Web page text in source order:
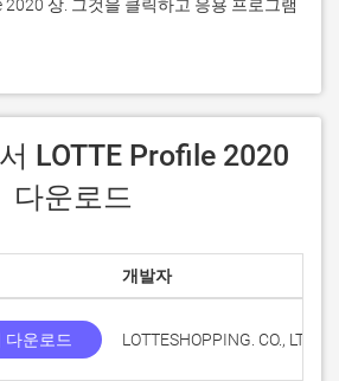
다운로드
개발자
다운로드 LOTTESHOPPING. CO., LTD